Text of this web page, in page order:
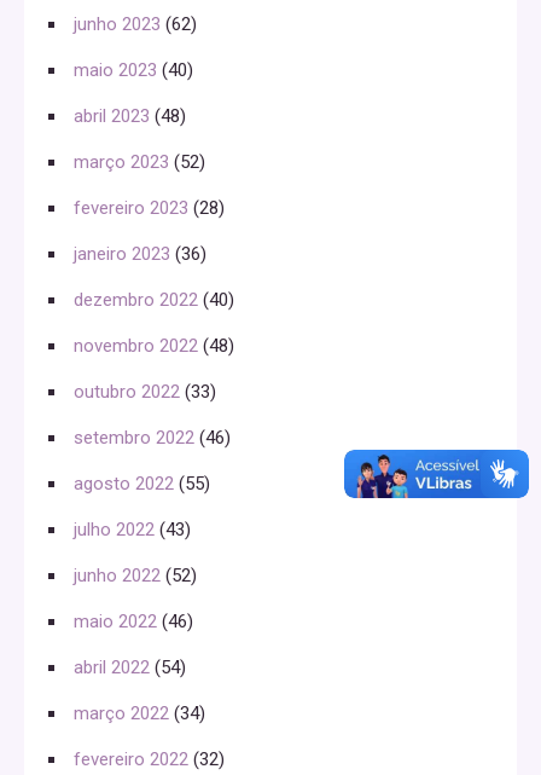
junho 2023 (62)
maio 2023 (40)
abril 2023 (48)
março 2023 (52)
fevereiro 2023 (28)
janeiro 2023 (36)
dezembro 2022 (40)
novembro 2022 (48)
outubro 2022 (33)
setembro 2022 (46)
agosto 2022 (55)
julho 2022 (43)
junho 2022 (52)
maio 2022 (46)
abril 2022 (54)
março 2022 (34)
fevereiro 2022 (32)